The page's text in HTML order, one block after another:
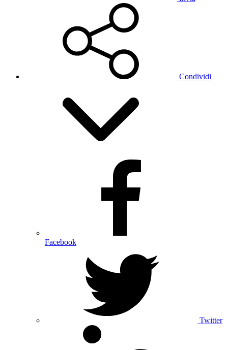
Condividi
Facebook
Twitter